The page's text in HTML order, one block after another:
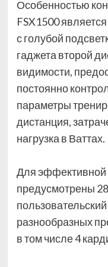
Особенностью
FSX1500
с голубой
гаджета второй
видимости,
постоянно
параметры
дистанция,
нагрузка в Ваттах.
Для эффективной
предусмотрены
разнообразных
в том числе 4